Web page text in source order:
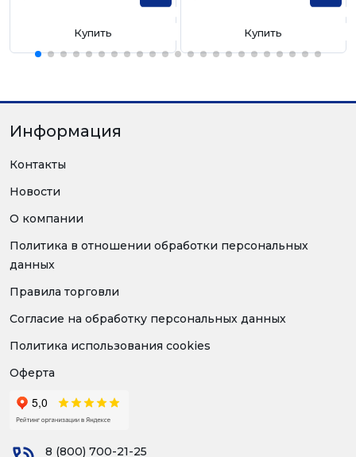
Купить Купить
Информация
Контакты
Новости
О компании
Политика в отношении обработки персональных
данных
Правила торговли
Согласие на обработку персональных данных
Политика использования cookies
Оферта
8 (800) 700-21-25